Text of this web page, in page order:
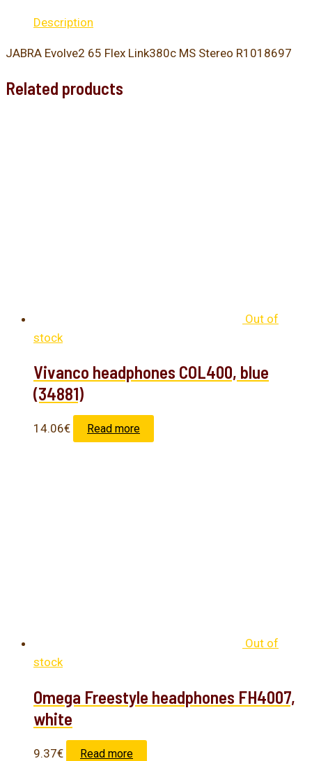
Description
JABRA Evolve2 65 Flex Link380c MS Stereo R1018697
Related products
Out of
stock
Vivanco headphones COL400, blue
(34881)
14.06€ Read more
Out of
stock
Omega Freestyle headphones FH4007,
white
9.37€ Read more